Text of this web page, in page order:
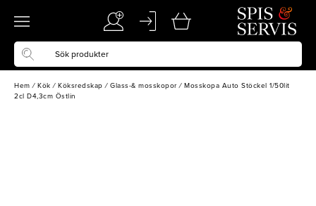
Hem / Kök / Köksredskap / Glass-& mosskopor / Mosskopa Auto Stöckel 1/50lit
2cl D4,3cm Östlin